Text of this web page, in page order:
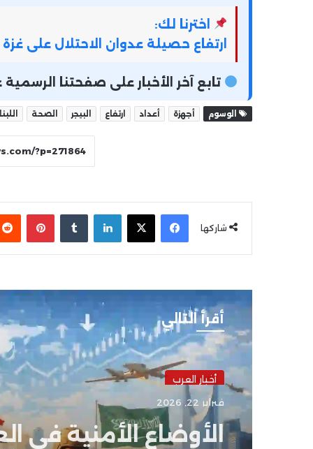
اخترنا لك:
ارتفاع حصيلة عدوان الاحتلال على غزة لأكثر من 43 ألف
تابع آخر الأخبار على صفحتنا
الوسوم أجهزة أعداد ارتفاع البيجر الصحة
شاركها
فيسبوك
‫X لينكدإن
أقرأ التالي
أخبار العرب
فبراير 22, 2026
الأوضاع الأمنية في